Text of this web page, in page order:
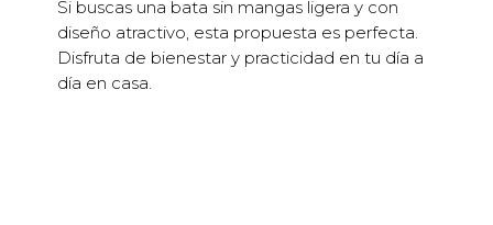
Si buscas una bata sin mangas ligera y con
diseño atractivo, esta propuesta es perfecta.
Disfruta de bienestar y practicidad en tu día a
día en casa.